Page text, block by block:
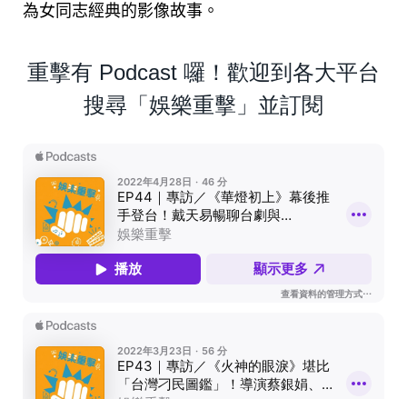
為女同志經典的影像故事。
重擊有 Podcast 囉！歡迎到各大平台
搜尋「娛樂重擊」並訂閱